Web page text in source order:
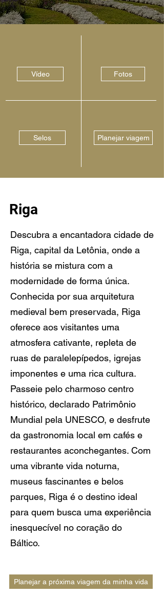
Vídeo Fotos
Selos Planejar viagem
Riga
Descubra a encantadora cidade de
Riga, capital da Letônia, onde a
história se mistura com a
modernidade de forma única.
Conhecida por sua arquitetura
medieval bem preservada, Riga
oferece aos visitantes uma
atmosfera cativante, repleta de
ruas de paralelepípedos, igrejas
imponentes e uma rica cultura.
Passeie pelo charmoso centro
histórico, declarado Patrimônio
Mundial pela UNESCO, e desfrute
da gastronomia local em cafés e
restaurantes aconchegantes. Com
uma vibrante vida noturna,
museus fascinantes e belos
parques, Riga é o destino ideal
para quem busca uma experiência
inesquecível no coração do
Báltico.
Planejar a próxima viagem da minha vida